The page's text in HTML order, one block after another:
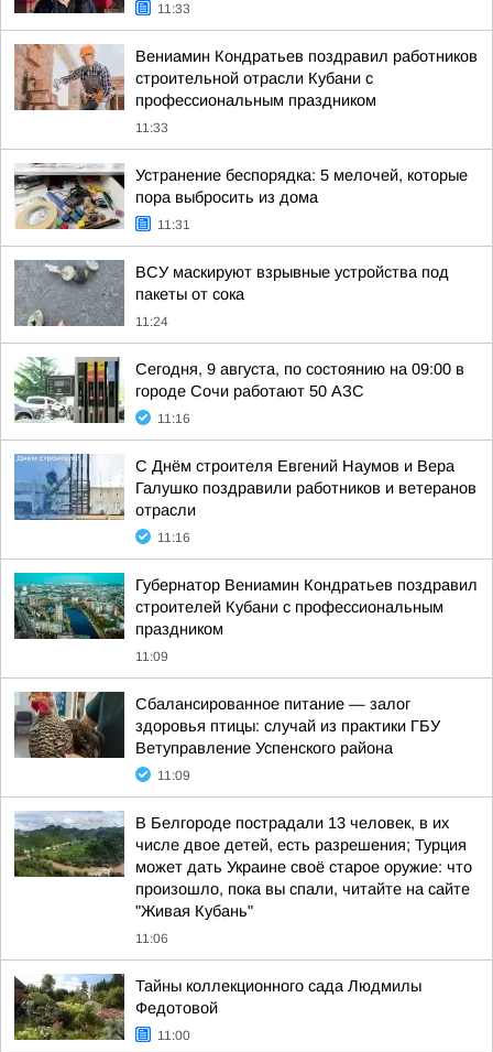
11:33
Вениамин Кондратьев поздравил работников
строительной отрасли Кубани с
профессиональным праздником
11:33
Устранение беспорядка: 5 мелочей, которые
пора выбросить из дома
11:31
ВСУ маскируют взрывные устройства под
пакеты от сока
11:24
Сегодня, 9 августа, по состоянию на 09:00 в
городе Сочи работают 50 АЗС
11:16
С Днём строителя Евгений Наумов и Вера
Галушко поздравили работников и ветеранов
отрасли
11:16
Губернатор Вениамин Кондратьев поздравил
строителей Кубани с профессиональным
праздником
11:09
Сбалансированное питание — залог
здоровья птицы: случай из практики ГБУ
Ветуправление Успенского района
11:09
В Белгороде пострадали 13 человек, в их
числе двое детей, есть разрешения; Турция
может дать Украине своё старое оружие: что
произошло, пока вы спали, читайте на сайте
"Живая Кубань"
11:06
Тайны коллекционного сада Людмилы
Федотовой
11:00